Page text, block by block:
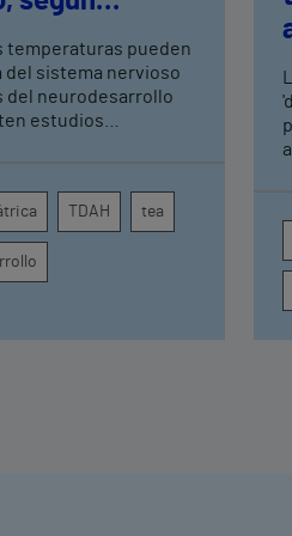
temperaturas pueden
del sistema nervioso
del neurodesarrollo
estudios
y la
TDAH tea